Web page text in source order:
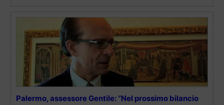
Palermo, assessore Gentile: “Nel prossimo bilancio